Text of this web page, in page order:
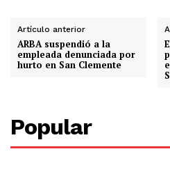
Artículo anterior
ARBA suspendió a la
empleada denunciada por
hurto en San Clemente
Popular